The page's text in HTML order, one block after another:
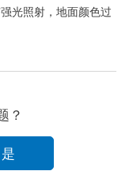
光照射，地面颜色过
？
是